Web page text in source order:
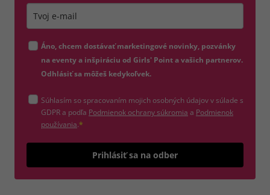
Áno, chcem dostávať marketingové novinky, pozvánky
na eventy a inšpiráciu od Girls' Point a vašich partnerov.
Odhlásiť sa môžeš kedykoľvek.
Súhlasím so spracovaním mojich osobných údajov v súlade s
GDPR a podľa Podmienok ochrany súkromia (otvorí sa v novom okne)
a Podmienok
používania(otvorí sa v novom okne)
.*
Prihlásiť sa na odber